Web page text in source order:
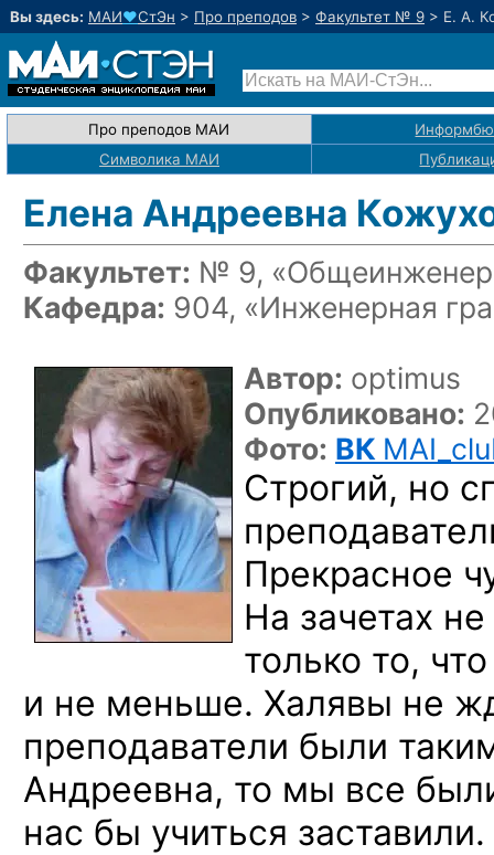
Вы здесь: МАИ♥СтЭн > Про преподов > Факультет № 9 > Е. А.
Про преподов МАИ
Символика МАИ
Елена Андреевна
Факультет: № 9,
Кафедра: 904, «Инженерная
Автор: optimus
Опубликовано:
Фото: ВК
Строгий, но
Прекрасное
На зачетах
только то,
и не меньше. Халявы не
преподаватели были
Андреевна, то мы все
нас бы учиться заставили.